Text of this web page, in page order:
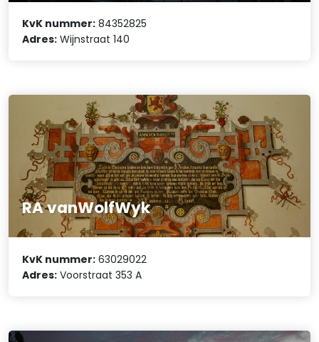
KvK nummer: 84352825
Adres: Wijnstraat 140
RA vanWolfWyk
KvK nummer: 63029022
Adres: Voorstraat 353 A